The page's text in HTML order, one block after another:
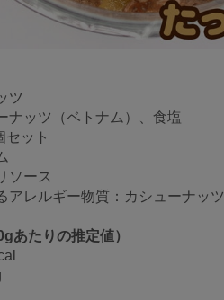
ツ
ナッツ（ベトナム）、食塩
セット
ソース
アレルギー物質：カシューナッツ
あたりの推定値）